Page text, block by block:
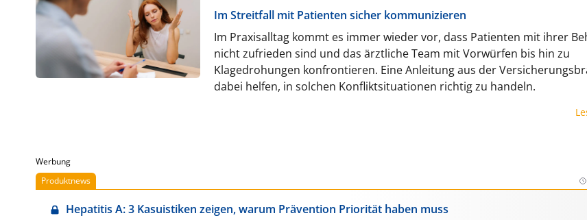
Im Streitfall mit Patienten sicher kommunizieren
Im Praxisalltag kommt es immer wieder vor, dass Patienten mit ihrer
nicht zufrieden sind und das ärztliche Team mit Vorwürfen bis hin zu
Klagedrohungen ­­konfrontieren. Eine Anleitung aus der
dabei helfen, in solchen Konfliktsituationen richtig zu handeln.
Werbung
Produktnews
Hepatitis A: 3 Kasuistiken zeigen, warum Prävention Priorität haben muss